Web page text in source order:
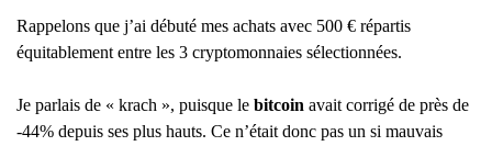
Rappelons que j’ai débuté mes achats avec 500 € répartis
équitablement entre les 3 cryptomonnaies sélectionnées.
Je parlais de « krach », puisque le bitcoin avait corrigé de près de
-44% depuis ses plus hauts. Ce n’était donc pas un si mauvais